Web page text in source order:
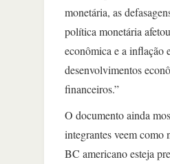
monetária, as
política monetária
econômica e a inflação
desenvolvimentos
financeiros.”
O documento ainda
integrantes veem como
BC americano esteja